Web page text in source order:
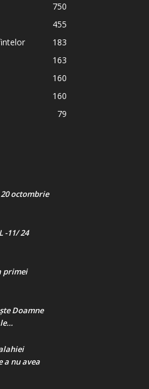
750
455
183
163
160
160
79
octombrie
-11/ 24
primei
Doamne
a nu avea